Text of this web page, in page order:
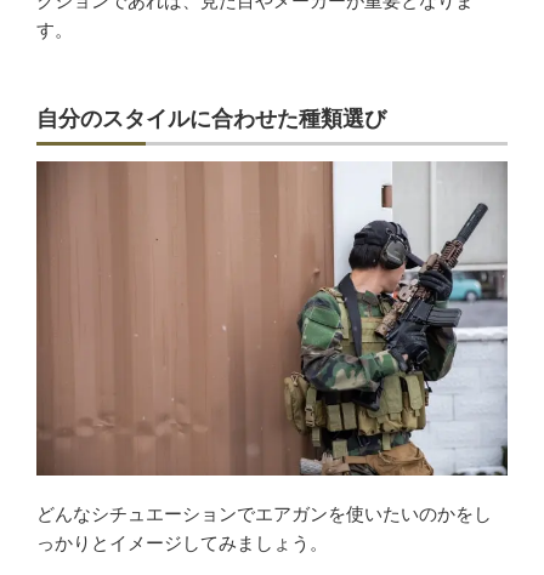
す。
自分のスタイルに合わせた種類選び
どんなシチュエーションでエアガンを使いたいのかをし
っかりとイメージしてみましょう。